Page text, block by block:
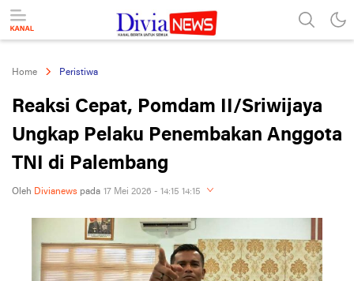
divianews.com
Home Peristiwa
Reaksi Cepat, Pomdam II/Sriwijaya
Ungkap Pelaku Penembakan Anggota
TNI di Palembang
Oleh Divianews pada 17 Mei 2026 - 14:15 14:15